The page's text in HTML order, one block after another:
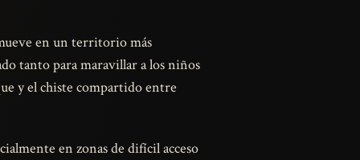
en un territorio más
tanto para maravillar a los niños
y el chiste compartido entre
en zonas de difícil acceso